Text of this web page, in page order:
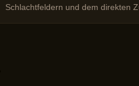
Schlachtfeldern und dem direkten